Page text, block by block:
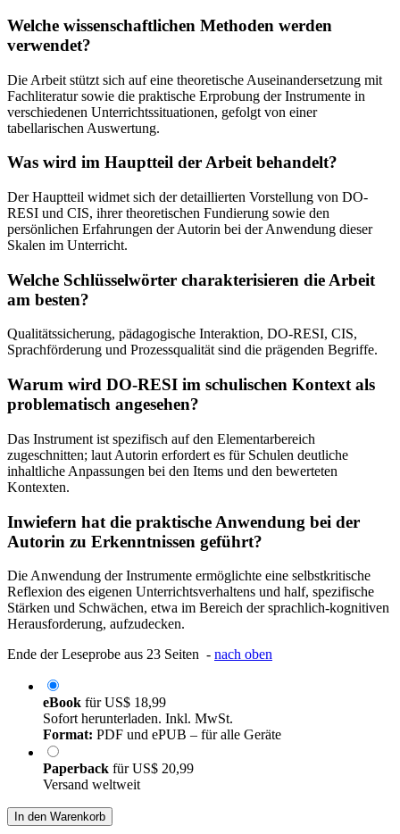
Welche wissenschaftlichen Methoden werden
verwendet?
Die Arbeit stützt sich auf eine theoretische Auseinandersetzung mit
Fachliteratur sowie die praktische Erprobung der Instrumente in
verschiedenen Unterrichtssituationen, gefolgt von einer
tabellarischen Auswertung.
Was wird im Hauptteil der Arbeit behandelt?
Der Hauptteil widmet sich der detaillierten Vorstellung von DO-
RESI und CIS, ihrer theoretischen Fundierung sowie den
persönlichen Erfahrungen der Autorin bei der Anwendung dieser
Skalen im Unterricht.
Welche Schlüsselwörter charakterisieren die Arbeit
am besten?
Qualitätssicherung, pädagogische Interaktion, DO-RESI, CIS,
Sprachförderung und Prozessqualität sind die prägenden Begriffe.
Warum wird DO-RESI im schulischen Kontext als
problematisch angesehen?
Das Instrument ist spezifisch auf den Elementarbereich
zugeschnitten; laut Autorin erfordert es für Schulen deutliche
inhaltliche Anpassungen bei den Items und den bewerteten
Kontexten.
Inwiefern hat die praktische Anwendung bei der
Autorin zu Erkenntnissen geführt?
Die Anwendung der Instrumente ermöglichte eine selbstkritische
Reflexion des eigenen Unterrichtsverhaltens und half, spezifische
Stärken und Schwächen, etwa im Bereich der sprachlich-kognitiven
Herausforderung, aufzudecken.
Ende der Leseprobe aus 23 Seiten - nach oben
eBook fürUS$ 18,99
Sofort herunterladen. Inkl. MwSt.
Format: PDF und ePUB – für alle Geräte
Paperback fürUS$ 20,99
Versand weltweit
In den Warenkorb